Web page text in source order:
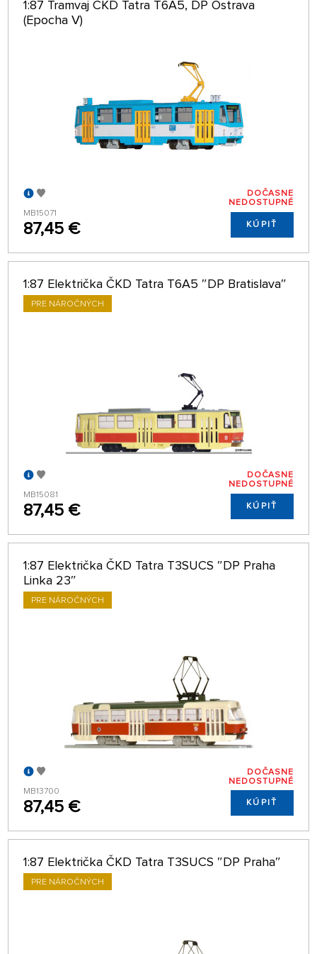
1:87 Tramvaj ČKD Tatra T6A5, DP Ostrava
(Epocha V)
MB15071
87,45 €
DOČASNE
NEDOSTUPNÉ
KÚPIŤ
1:87 Električka ČKD Tatra T6A5 ″DP Bratislava″
PRE NÁROČNÝCH
MB15081
87,45 €
DOČASNE
NEDOSTUPNÉ
KÚPIŤ
1:87 Električka ČKD Tatra T3SUCS ″DP Praha
Linka 23″
PRE NÁROČNÝCH
MB13700
87,45 €
DOČASNE
NEDOSTUPNÉ
KÚPIŤ
1:87 Električka ČKD Tatra T3SUCS ″DP Praha″
PRE NÁROČNÝCH